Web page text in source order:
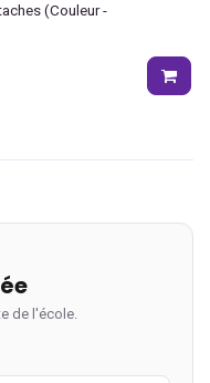
(Couleur -
de l'école.